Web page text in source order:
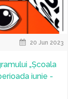
20 Jun 2023
„Școala
iunie -